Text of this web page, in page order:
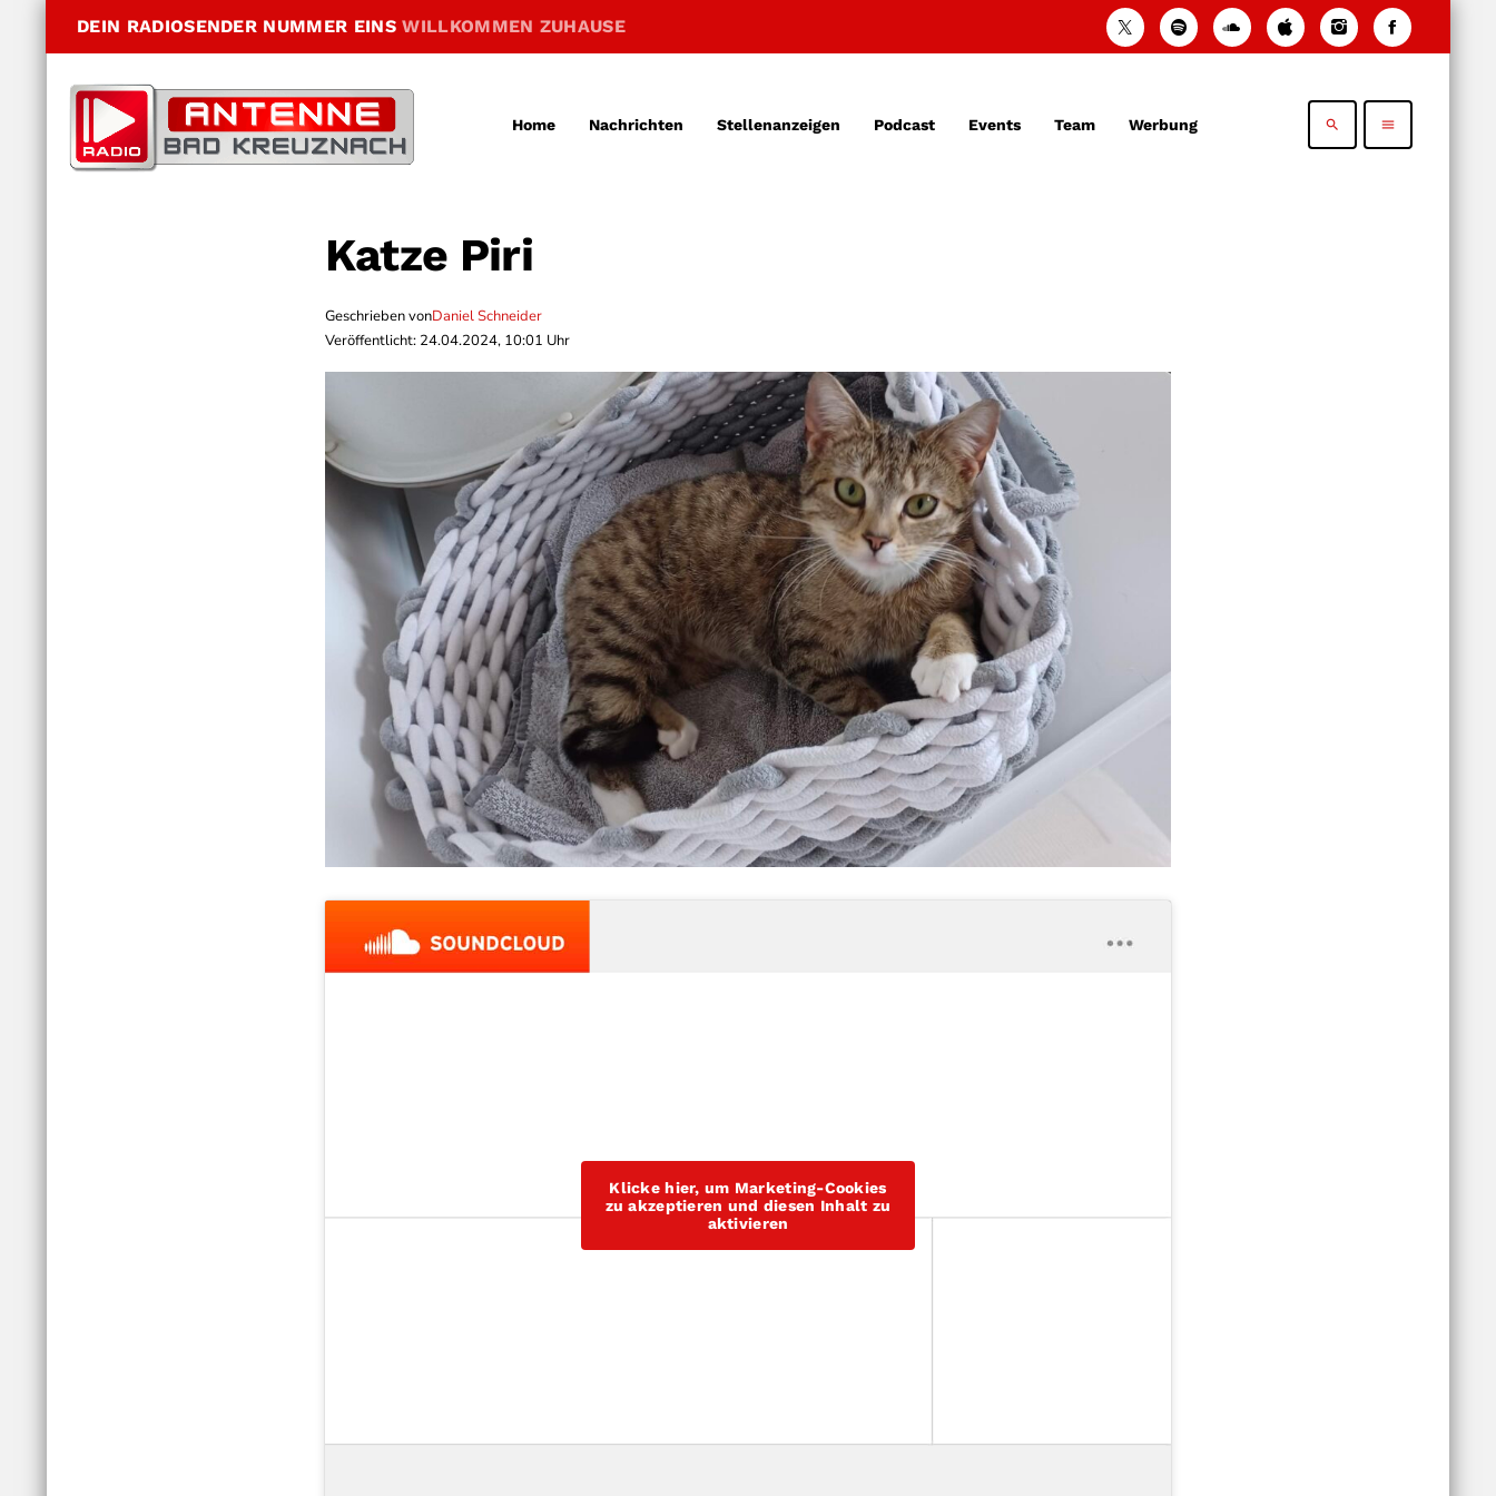
DEIN RADIOSENDER NUMMER EINSWILLKOMMEN ZUHAUSE
Home Nachrichten Stellenanzeigen Podcast Events Team Werbung search menu
Katze Piri
Geschrieben vonDaniel Schneider
Veröffentlicht: 24.04.2024, 10:01 Uhr
Klicke hier, um Marketing-Cookies
zu akzeptieren und diesen Inhalt zu
aktivieren